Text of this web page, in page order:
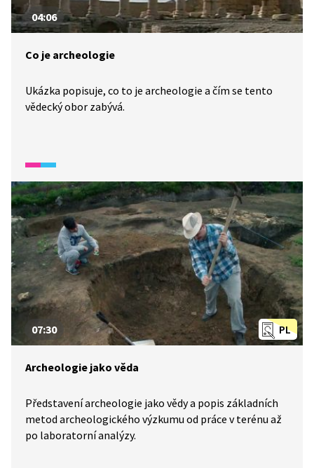
04:06
Co je archeologie
Ukázka popisuje, co to je archeologie a čím se tento
vědecký obor zabývá.
PL
07:30
Archeologie jako věda
Představení archeologie jako vědy a popis základních
metod archeologického výzkumu od práce v terénu až
po laboratorní analýzy.